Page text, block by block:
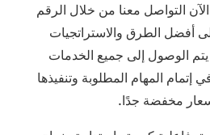
التواصل معنا من خلال الرقم
أفضل الطرق والاستراتجيات
يتم الوصول إلى جميع الخدمات
إتمام المهام المطلوبة وتنفيذها
مخفضة جدًا.